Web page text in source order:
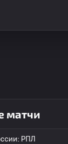
матчи
РПЛ